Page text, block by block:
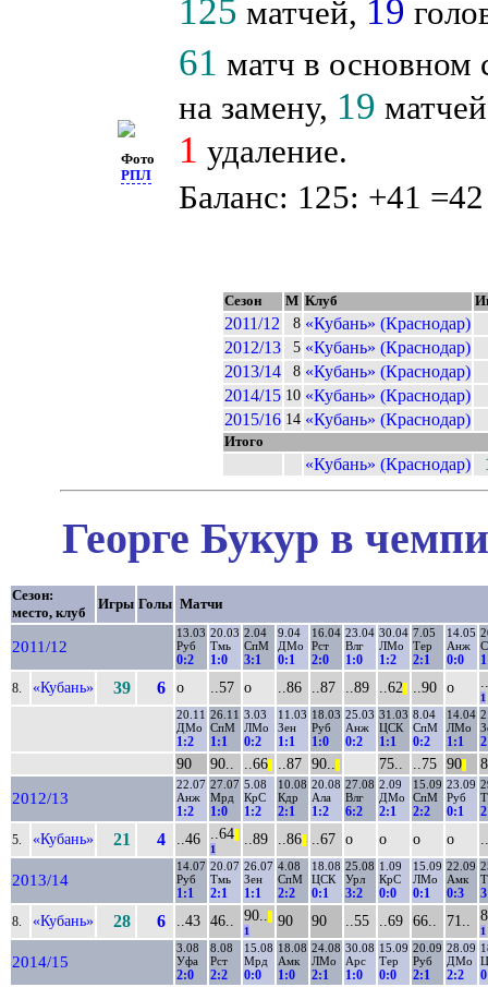
Фото
РПЛ
125 матчей, 19
61 матч в основном
на замену, 19
1 удаление.
Баланс: 125: +41
Сезон М Клуб
2011/12 8 «Кубань» (Краснодар)
2012/13
5 «Кубань» (Краснодар)
2013/14
8 «Кубань» (Краснодар)
2014/15 10 «Кубань» (Краснодар)
2015/16 14 «Кубань» (Краснодар)
Итого
«Кубань» (Краснодар)
Георге Букур в
Сезон:
место, клуб
Игры Голы Матчи
2011/12
13.03
Руб
0:2
20.03
Тмь
1:0
2.04
СпМ
3:1
9.04
ДМо
0:1
16.04
Рст
2:0
23.04
Влг
1:0
30.04
ЛМо
1:2
7.05
Тер
2:1
14.05
Анж
0:0
8. «Кубань» 39 6 о ..57 о ..86 ..87 ..89 ..62 ..90 о
1
20.11
ДМо
1:2
26.11
СпМ
1:1
3.03
ЛМо
0:2
11.03
Зен
1:1
18.03
Руб
1:0
25.03
Анж
0:2
31.03
ЦСК
1:1
8.04
СпМ
0:2
14.04
ЛМо
1:1
90 90.. ..66 ..87 90.. 75.. ..75 90
2012/13
22.07
Анж
1:2
27.07
Мрд
1:0
5.08
КрС
1:2
10.08
Кдр
2:1
20.08
Ала
1:2
27.08
Влг
6:2
2.09
ДМо
2:1
15.09
СпМ
2:2
23.09
Руб
0:1
5. «Кубань» 21 4 ..46 ..64
1
..89 ..86 ..67 о о о о
2013/14
14.07
Руб
1:1
20.07
Тмь
2:1
26.07
Зен
1:1
4.08
СпМ
2:2
18.08
ЦСК
0:1
25.08
Урл
3:2
1.09
КрС
0:0
15.09
ЛМо
0:1
22.09
Амк
0:3
8. «Кубань» 28 6 ..43 46.. 90..
1
90 90 ..55 ..69 66.. 71..
1
2014/15
3.08
Уфа
2:0
8.08
Рст
2:2
15.08
Мрд
0:0
18.08
Амк
1:0
24.08
ЛМо
2:1
30.08
Арс
1:0
15.09
Тер
0:0
20.09
Руб
2:1
28.09
ДМо
2:2